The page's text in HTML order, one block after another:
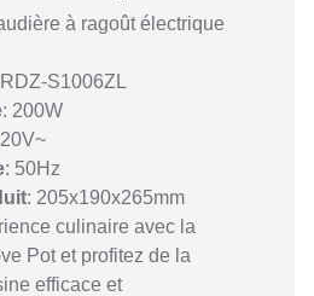
à ragoût électrique
S1006ZL
: 200W
: 50Hz
: 205x190x265mm
culinaire avec la
Pot et profitez de la
efficace et